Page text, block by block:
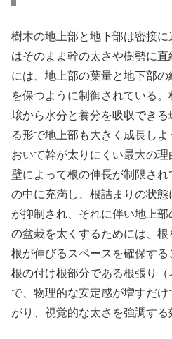
樹木の地上部と地下部は密接に
はそのまま幹の太さや樹勢に
には、地上部の葉量と地下部
を保つように制御されている
壌から水分と養分を吸収でき
る形で地上部も大きく成長し
おいて幹が太りにくい最大の
壁によって根の伸長が制限さ
の中に充満し、根詰まりの状
が抑制され、それに伴い地上
の盆栽を太くするためには、
根が伸びるスペースを確保する
根の付け根部分である根張り
で、物理的な安定感が増すだ
がり、視覚的な太さを強調する